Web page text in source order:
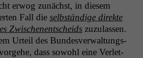
erwog zunächst, in diesem
Fall die selb­ständi­ge direk­te
Zwis­ch­enentschei­ds zuzu­lassen.
Urteil des Bun­desver­wal­tungs­
dass sowohl eine Ver­let­